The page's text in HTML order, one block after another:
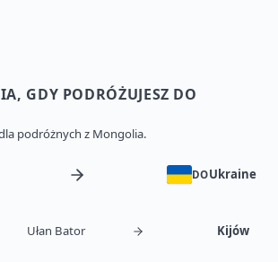
GDY PODRÓŻUJESZ DO
podróżnych z Mongolia.
DOUkraine
Ułan Bator Kijów